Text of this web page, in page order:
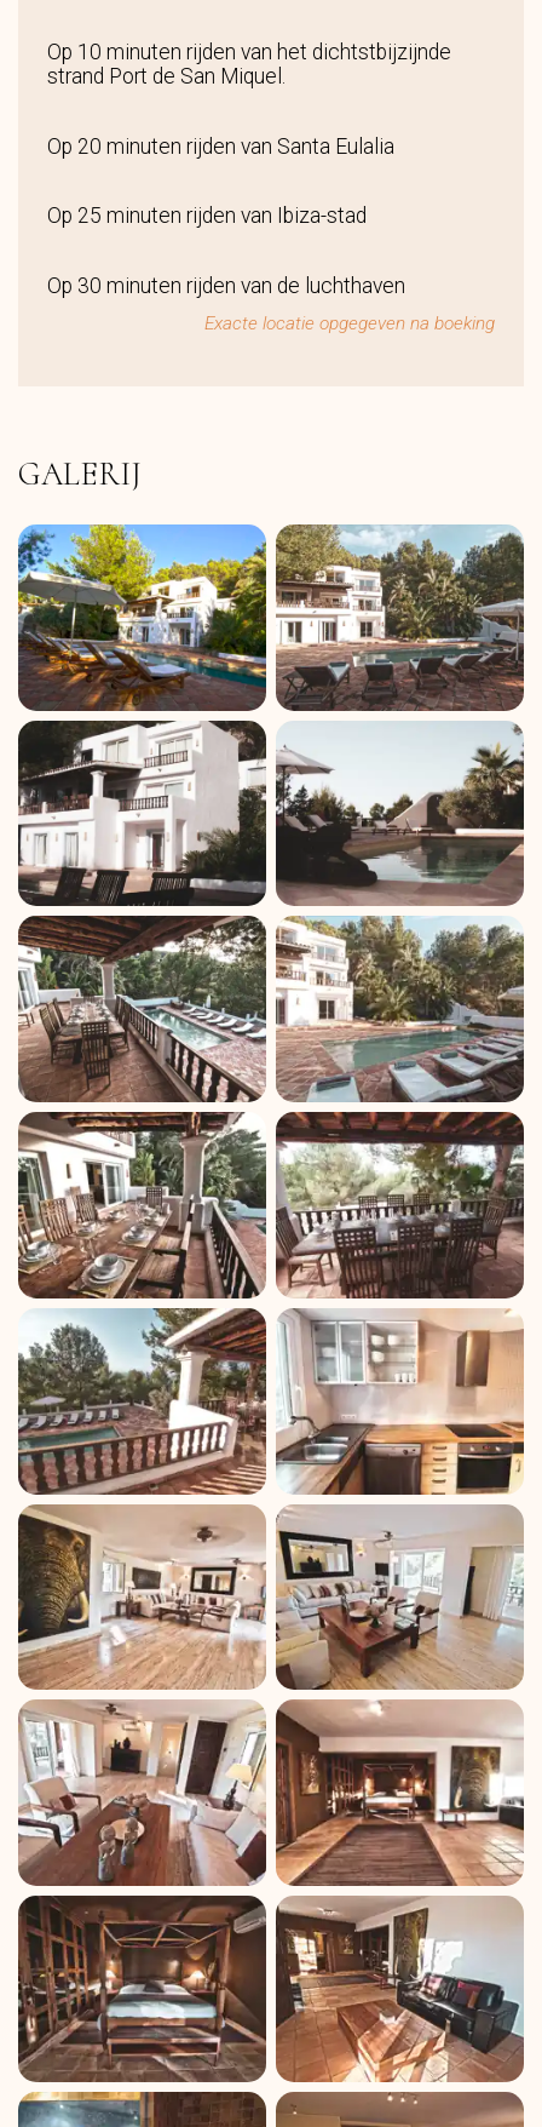
Op 10 minuten rijden van het dichtstbijzijnde
strand Port de San Miquel.
Op 20 minuten rijden van Santa Eulalia
Op 25 minuten rijden van Ibiza-stad
Op 30 minuten rijden van de luchthaven
Exacte locatie opgegeven na boeking
GALERIJ